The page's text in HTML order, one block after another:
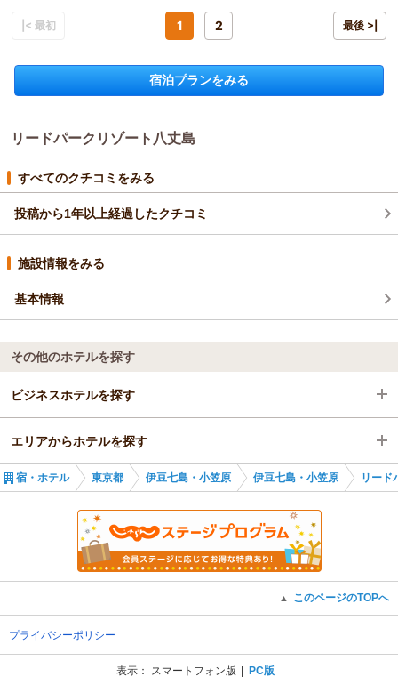
（返信日：2026/01/12）
りました。
料理の方は夜は会席料理、朝はバイキングでした。いずれもバラ
牛のヨーグルトやフレンチトーストが美味しく印象に残っていま
す。スタッフの方の案内もスムーズでしたし、料理に関する質問
島をいろいろ見て回るという点ではレンタカーがあるに越したこ
とはないですが、もしゆっくり過ごすのがメインであれば、近く
て5分、10分くらいのところにある海辺のベンチで座ってぼーっ
とするのがおすすめです。
設備面ですが、建物自体の築年数はだいぶ経っている感じはしま
ンも清潔に管理されています。個人的には内装が洋館の感じで全
体として落ち着いていると思いました。（内装は何かコンセプト
があるのでしょうか？）
ので、何等か改善していただければ有難く思います。
いろいろと記載しましたが、初めての八丈島でこちらに宿泊して
非常に満足しました。スタッフの皆様のおもてなしも近すぎず遠
良い旅となりました。ありがとうございます。
宿泊プラン：
～八丈島の旬の食材満載♪～料理長おまかせの創作和会席が楽
しめる！宿泊プラン【２食付】
ツイン 朝・夕
リードパークリゾート八丈島からの返信
ゆったりとしたご滞在をお手伝い出来ましたこと、ホテルスタ
屋上での星空観賞は空気の澄んだ冬の季節ですと格別だったか
と存じます。ヨガマットの他に寝袋も数量限定でお貸出しして
おります。乳製品はホテル併設のゆーゆー牧場で放牧されるジ
ャージー牛から採れたものを使っておりますので、とても新鮮
の取り扱いも一部を除いて行っておりますので、ぜひお勧めし
おりますので、こちらを散歩コースに入れられる方も多くいら
っしゃいます。建物自体は1975年オープンなので、50年ほど
経過いたしました。オーナーチェンジやリニューアルを経て現
在に至っております。階段については多くのお客様より同様の
利用頂くことでご理解を頂いている現状です。
スタッフ対応含め高く評価して頂き誠にありがとうございま
す。
（返信日：2026/01/12）
|< 最初 1 2 最後 >|
宿泊プランをみる
リードパークリゾート八丈島
すべてのクチコミをみる
投稿から1年以上経過したクチコミ
施設情報をみる
基本情報
その他のホテルを探す
ビジネスホテルを探す
東京都
伊豆七島・小笠原
エリアからホテルを探す
東京都
伊豆七島・小笠原
宿・ホテル 東京都 伊豆七島・小笠原 伊豆七島・小笠原 リード
▲ このページのTOPへ
プライバシーポリシー
表示： スマートフォン版 PC版